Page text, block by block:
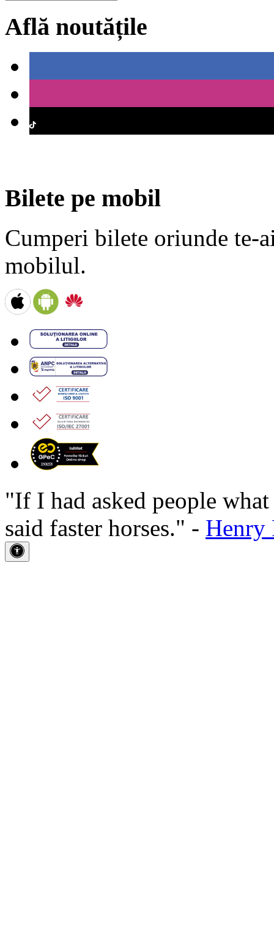
Află noutățile
Bilete pe mobil
Cumperi bilete oriunde te-
mobilul.
"If I had asked people
said faster horses." - Henry